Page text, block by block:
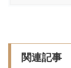
関連記事